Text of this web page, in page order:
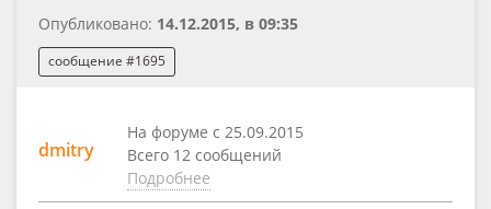
Опубликовано: 14.12.2015, в 09:35
сообщение #1695
dmitry
На форуме с 25.09.2015
Всего 12 сообщений
Подробнее